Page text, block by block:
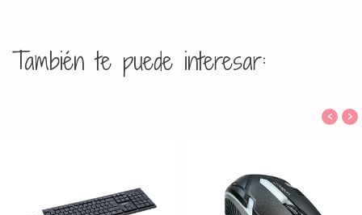
También te puede interesar:
‹ ›